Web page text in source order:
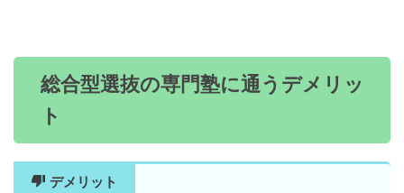
総合型選抜の専門塾に通うデメリッ
ト
デメリット